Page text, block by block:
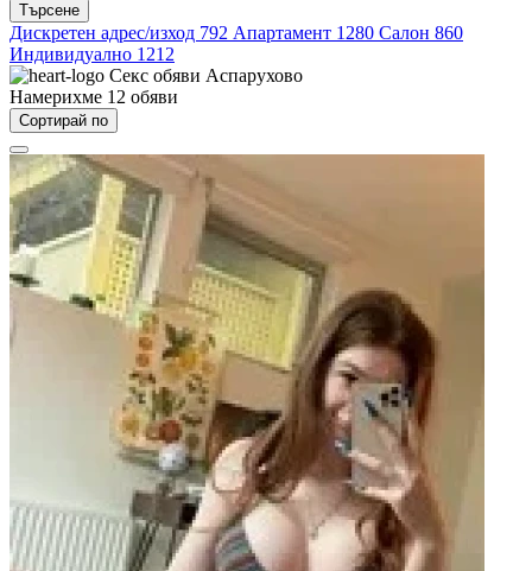
Търсене
Дискретен адрес/изход 792 Апартамент 1280 Салон 860
Индивидуално 1212
Секс обяви Аспарухово
Намерихме 12 обяви
Сортирай по